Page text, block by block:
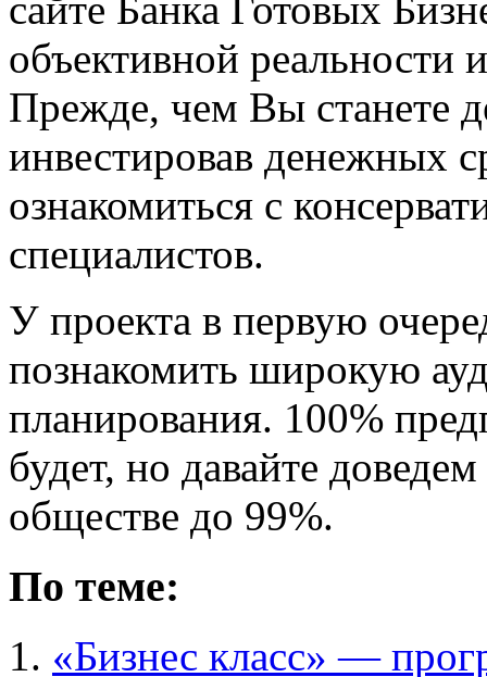
объективной реальности
Прежде, чем Вы станете
инвестировав денежных
ознакомиться с
специалистов.
У проекта в первую
познакомить широкую
планирования. 100%
будет, но давайте
обществе до 99%.
По теме:
«Бизнес класс» —